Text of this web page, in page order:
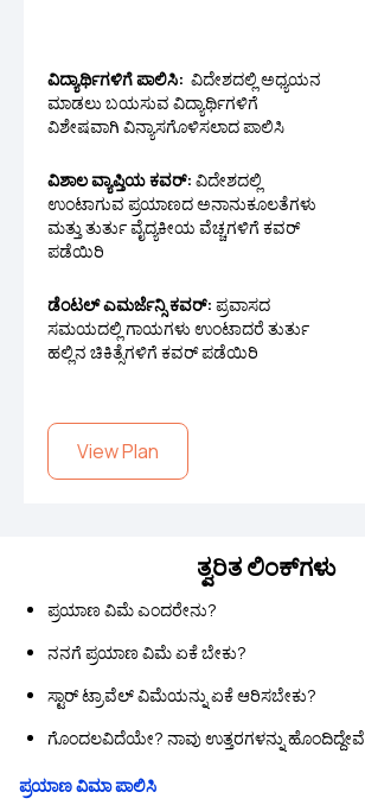
ವಿದ್ಯಾರ್ಥಿಗಳಿಗೆ ಪಾಲಿಸಿ: ವಿದೇಶದಲ್ಲಿ ಅಧ್ಯಯನ
ಮಾಡಲು ಬಯಸುವ ವಿದ್ಯಾರ್ಥಿಗಳಿಗೆ
ವಿಶೇಷವಾಗಿ ವಿನ್ಯಾಸಗೊಳಿಸಲಾದ ಪಾಲಿಸಿ
ವಿಶಾಲ ವ್ಯಾಪ್ತಿಯ ಕವರ್: ವಿದೇಶದಲ್ಲಿ
ಉಂಟಾಗುವ ಪ್ರಯಾಣದ ಅನಾನುಕೂಲತೆಗಳು
ಮತ್ತು ತುರ್ತು ವೈದ್ಯಕೀಯ ವೆಚ್ಚಗಳಿಗೆ ಕವರ್
ಪಡೆಯಿರಿ
ಡೆಂಟಲ್ ಎಮರ್ಜೆನ್ಸಿ ಕವರ್: ಪ್ರವಾಸದ
ಸಮಯದಲ್ಲಿ ಗಾಯಗಳು ಉಂಟಾದರೆ ತುರ್ತು
ಹಲ್ಲಿನ ಚಿಕಿತ್ಸೆಗಳಿಗೆ ಕವರ್ ಪಡೆಯಿರಿ
View Plan
ತ್ವರಿತ ಲಿಂಕ್‌ಗಳು
ಪ್ರಯಾಣ ವಿಮೆ ಎಂದರೇನು?
ನನಗೆ ಪ್ರಯಾಣ ವಿಮೆ ಏಕೆ ಬೇಕು?
ಸ್ಟಾರ್ ಟ್ರಾವೆಲ್ ವಿಮೆಯನ್ನು ಏಕೆ ಆರಿಸಬೇಕು?
ಗೊಂದಲವಿದೆಯೇ? ನಾವು ಉತ್ತರಗಳನ್ನು ಹೊಂದಿದ್ದೇವೆ
ಪ್ರಯಾಣ ವಿಮಾ ಪಾಲಿಸಿ